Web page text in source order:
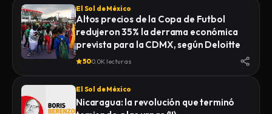
El Sol de México
Altos precios de la Copa de Futbol
redujeron 35% la derrama económica
prevista para la CDMX, según Deloitte
500.0K lecturas
El Sol de México
Nicaragua: la revolución que terminó